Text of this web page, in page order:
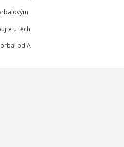
u těch
od A